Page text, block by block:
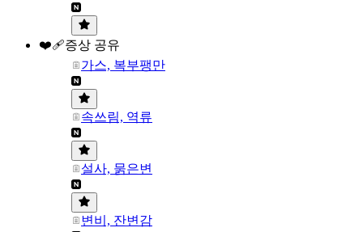
❤️‍🩹증상 공유
가스, 복부팽만
속쓰림, 역류
설사, 묽은변
변비, 잔변감